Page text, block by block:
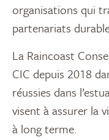
organisations qui
partenariats
La Raincoast
CIC depuis 2018
réussies dans
visent à assurer la
à long terme.